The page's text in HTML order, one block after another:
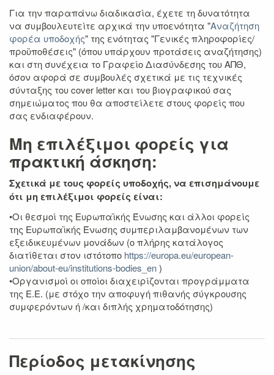
Για την παραπάνω διαδικασία, έχετε τη δυνατότητα
να συμβουλευτείτε αρχικά την υποενότητα "Αναζήτηση
φορέα υποδοχής" της ενότητας "Γενικές πληροφορίες/
προϋποθέσεις" (όπου υπάρχουν προτάσεις αναζήτησης)
και στη συνέχεια το Γραφείο Διασύνδεσης του ΑΠΘ,
όσον αφορά σε συμβουλές σχετικά με τις τεχνικές
σύνταξης του cover letter και του βιογραφικού σας
σημειώματος που θα αποστείλετε στους φορείς που
σας ενδιαφέρουν.
Μη επιλέξιμοι φορείς για
πρακτική άσκηση:
Σχετικά με τους φορείς υποδοχής, να επισημάνουμε
ότι μη επιλέξιμοι φορείς είναι:
•Οι θεσμοί της Ευρωπαϊκής Ένωσης και άλλοι φορείς
της Ευρωπαϊκής Ένωσης συμπεριλαμβανομένων των
εξειδικευμένων μονάδων (ο πλήρης κατάλογος
διατίθεται στον ιστότοπο https://europa.eu/european-
union/about-eu/institutions-bodies_en)
•Οργανισμοί οι οποίοι διαχειρίζονται προγράμματα
της Ε.Ε. (με στόχο την αποφυγή πιθανής σύγκρουσης
συμφερόντων ή /και διπλής χρηματοδότησης)
Περίοδος μετακίνησης